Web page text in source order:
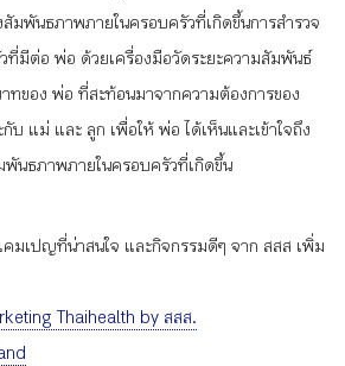
ครสมาชิก
มพันธภาพภายในครอบครัวที่เกิดขึ้นการสำรวจ
ที่มีต่อ พ่อ ด้วยเครื่องมือวัดระยะความสัมพันธ์
ทของ พ่อ ที่สะท้อนมาจากความต้องการของ
บ แม่ และ ลูก เพื่อให้ พ่อ ได้เห็นและเข้าใจถึง
นธภาพภายในครอบครัวที่เกิดขึ้น
มเปญที่น่าสนใจ และกิจกรรมดีๆ จาก สสส เพิ่ม
Thaihealth by สสส.